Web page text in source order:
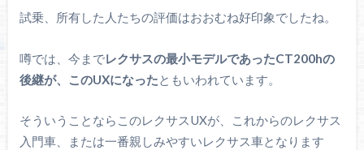
試乗、所有した人たちの評価はおおむね好印象でしたね。
噂では、今までレクサスの最小モデルであったCT200hの
後継が、このUXになった ともいわれています。
そういうことならこのレクサスUXが、これからのレクサス
入門車、または一番親しみやすいレクサス車となります